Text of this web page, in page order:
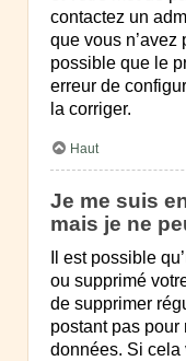
contactez un
que vous n’avez
possible que le
erreur de
la corriger.
Haut
Je me suis
mais je ne
Il est possible
ou supprimé
de supprimer
postant pas
données. Si cela